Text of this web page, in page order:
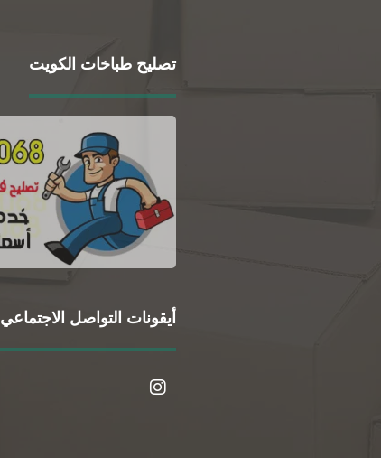
تصليح طباخات الكويت
أيقونات التواصل الاجتماعي